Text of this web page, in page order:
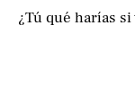
¿Tú qué harías